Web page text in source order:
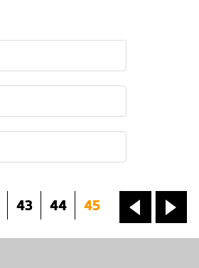
«
43 44 45 »